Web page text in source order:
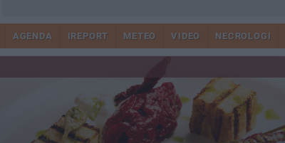
AGENDA IREPORT METEO VIDEO NECROLOGI